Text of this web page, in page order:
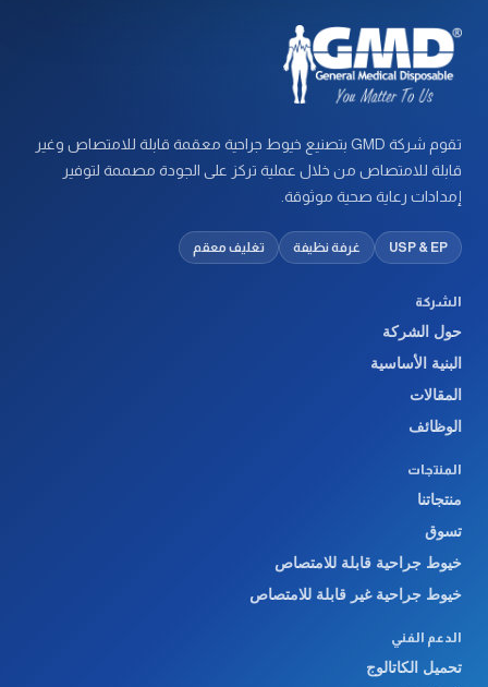
تقوم شركة GMD بتصنيع خيوط جراحية معقمة قابلة للامتصاص وغير
قابلة للامتصاص من خلال عملية تركز على الجودة مصممة لتوفير
إمدادات رعاية صحية موثوقة.
USP & EP غرفة نظيفة تغليف معقم
الشركة
حول الشركة
البنية الأساسية
المقالات
الوظائف
المنتجات
منتجاتنا
تسوق
خيوط جراحية قابلة للامتصاص
خيوط جراحية غير قابلة للامتصاص
الدعم الفني
تحميل الكاتالوج